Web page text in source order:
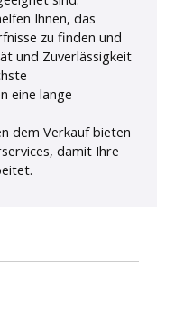
Ihnen, das
zu finden und
und Zuverlässigkeit
eine lange
dem Verkauf bieten
damit Ihre